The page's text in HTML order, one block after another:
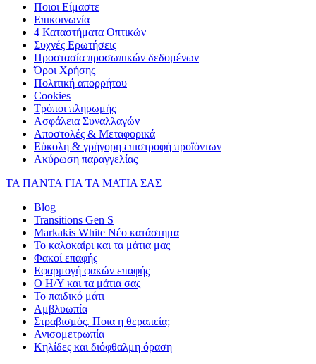
Ποιοι Είμαστε
Επικοινωνία
4 Καταστήματα Οπτικών
Συχνές Ερωτήσεις
Προστασία προσωπικών δεδομένων
Όροι Χρήσης
Πολιτική απορρήτου
Cookies
Τρόποι πληρωμής
Ασφάλεια Συναλλαγών
Αποστολές & Μεταφορικά
Εύκολη & γρήγορη επιστροφή προϊόντων
Ακύρωση παραγγελίας
ΤΑ ΠΑΝΤΑ ΓΙΑ ΤΑ ΜΑΤΙΑ ΣΑΣ
Blog
Transitions Gen S
Markakis White Νέο κατάστημα
Το καλοκαίρι και τα μάτια μας
Φακοί επαφής
Εφαρμογή φακών επαφής
Ο Η/Υ και τα μάτια σας
Το παιδικό μάτι
Αμβλυωπία
Στραβισμός. Ποια η θεραπεία;
Ανισομετρωπία
Κηλίδες και διόφθαλμη όραση